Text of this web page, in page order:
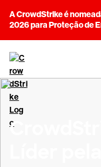
A CrowdStrike é
2026 para Proteção de